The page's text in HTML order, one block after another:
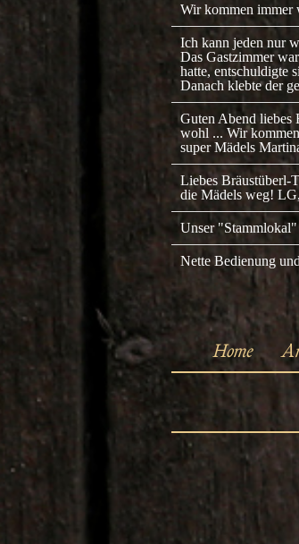
Wir kommen immer
Ich kann jeden nur
Das Gastzimmer
hatte, entschuldigte
Danach klebte der
Guten Abend liebes
wohl ... Wir
super Mädels
Liebes Bräustüberl-
die Mädels weg!
Unser
Nette Bedienung
Home